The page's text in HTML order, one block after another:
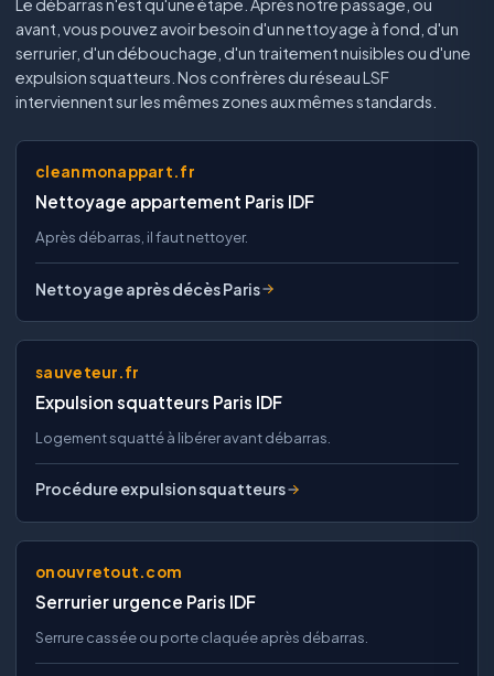
avant, vous pouvez avoir besoin d'un nettoyage à fond, d'un
serrurier, d'un débouchage, d'un traitement nuisibles ou d'une
expulsion squatteurs. Nos confrères du réseau LSF
interviennent sur les mêmes zones aux mêmes standards.
cleanmonappart.fr
Nettoyage appartement Paris IDF
Après débarras, il faut nettoyer.
Nettoyage après décès Paris
sauveteur.fr
Expulsion squatteurs Paris IDF
Logement squatté à libérer avant débarras.
Procédure expulsion squatteurs
onouvretout.com
Serrurier urgence Paris IDF
Serrure cassée ou porte claquée après débarras.